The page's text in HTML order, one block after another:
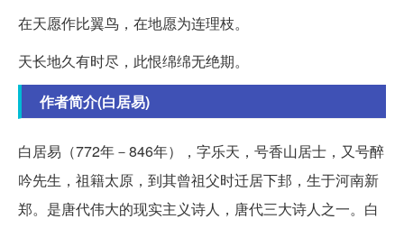
在天愿作比翼鸟，在地愿为连理枝。
天长地久有时尽，此恨绵绵无绝期。
作者简介(白居易)
白居易（772年－846年），字乐天，号香山居士，又号醉
吟先生，祖籍太原，到其曾祖父时迁居下邽，生于河南新
郑。是唐代伟大的现实主义诗人，唐代三大诗人之一。白